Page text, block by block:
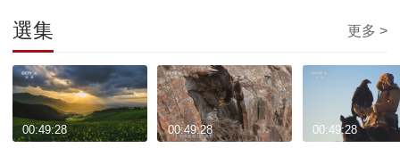
選集 更多 >
00:49:28 00:49:28 00:49:28